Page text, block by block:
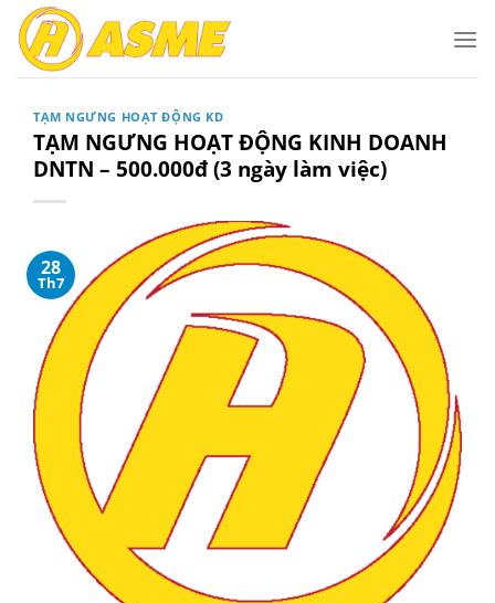
qua
TẠM NGƯNG HOẠT ĐỘNG KD
TẠM NGƯNG HOẠT ĐỘNG KINH DOANH
DNTN – 500.000đ (3 ngày làm việc)
28
Th7